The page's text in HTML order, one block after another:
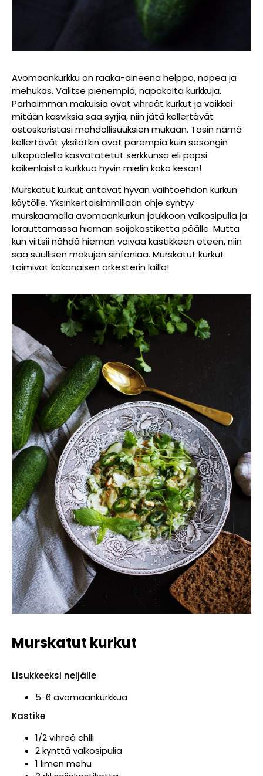
Avomaankurkku on raaka-aineena helppo, nopea ja
mehukas. Valitse pienempiä, napakoita kurkkuja.
Parhaimman makuisia ovat vihreät kurkut ja vaikkei
mitään kasviksia saa syrjiä, niin jätä kellertävät
ostoskoristasi mahdollisuuksien mukaan. Tosin nämä
kellertävät yksilötkin ovat parempia kuin sesongin
ulkopuolella kasvatatetut serkkunsa eli popsi
kaikenlaista kurkkua hyvin mielin koko kesän!
Murskatut kurkut antavat hyvän vaihtoehdon kurkun
käytölle. Yksinkertaisimmillaan ohje syntyy
murskaamalla avomaankurkun joukkoon valkosipulia ja
lorauttamassa hieman soijakastiketta päälle. Mutta
kun viitsii nähdä hieman vaivaa kastikkeen eteen, niin
saa suullisen makujen sinfoniaa. Murskatut kurkut
toimivat kokonaisen orkesterin lailla!
Murskatut kurkut
Lisukkeeksi neljälle
5-6 avomaankurkkua
Kastike
1/2 vihreä chili
2 kynttä valkosipulia
1 limen mehu